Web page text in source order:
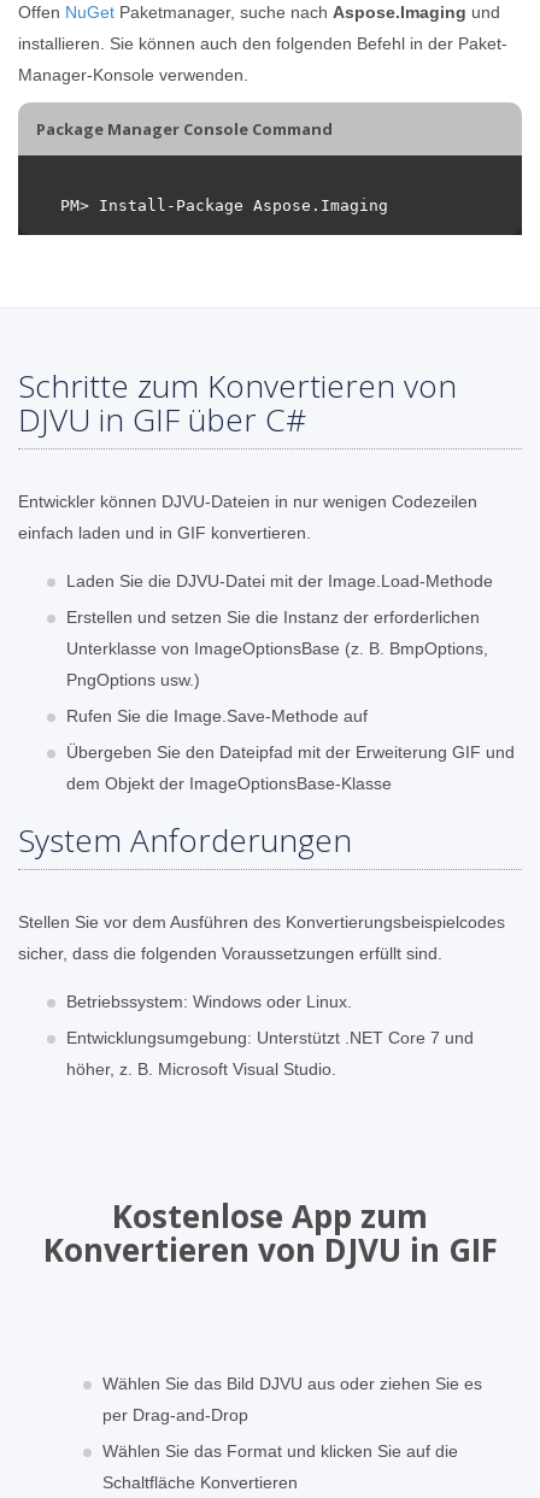
Offen NuGet Paketmanager, suche nach Aspose.Imaging und
installieren. Sie können auch den folgenden Befehl in der Paket-
Manager-Konsole verwenden.
Package Manager Console Command
Schritte zum Konvertieren von
DJVU in GIF über C#
Entwickler können DJVU-Dateien in nur wenigen Codezeilen
einfach laden und in GIF konvertieren.
Laden Sie die DJVU-Datei mit der Image.Load-Methode
Erstellen und setzen Sie die Instanz der erforderlichen
Unterklasse von ImageOptionsBase (z. B. BmpOptions,
PngOptions usw.)
Rufen Sie die Image.Save-Methode auf
Übergeben Sie den Dateipfad mit der Erweiterung GIF und
dem Objekt der ImageOptionsBase-Klasse
System Anforderungen
Stellen Sie vor dem Ausführen des Konvertierungsbeispielcodes
sicher, dass die folgenden Voraussetzungen erfüllt sind.
Betriebssystem: Windows oder Linux.
Entwicklungsumgebung: Unterstützt .NET Core 7 und
höher, z. B. Microsoft Visual Studio.
Kostenlose App zum
Konvertieren von DJVU in GIF
Wählen Sie das Bild DJVU aus oder ziehen Sie es
per Drag-and-Drop
Wählen Sie das Format und klicken Sie auf die
Schaltfläche Konvertieren